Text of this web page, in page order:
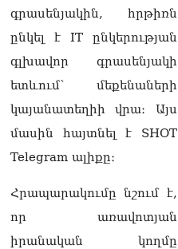
գրասենյակին, հրթիռն
ընկել է IT ընկերության
գլխավոր գրասենյակի
ետևում՝ մեքենաների
կայանատեղիի վրա։ Այս
մասին հայտնել է SHOT
Telegram ալիքը։
Հրապարակումը նշում է,
որ առավոտյան
իրանական կողմը